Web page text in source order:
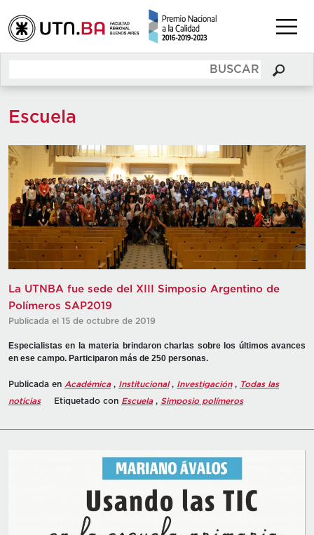
Escuela
La UTNBA fue sede del XIII Simposio Argentino de
Polímeros SAP2019
Publicada el 15 de octubre de 2019
Especialistas en la materia brindaron charlas sobre los últimos avances
en ese campo. Participaron más de 250 personas.
Publicada en Académica, Institucional, Investigación, Todas las
noticias
Etiquetado con Escuela, Simposio polímeros